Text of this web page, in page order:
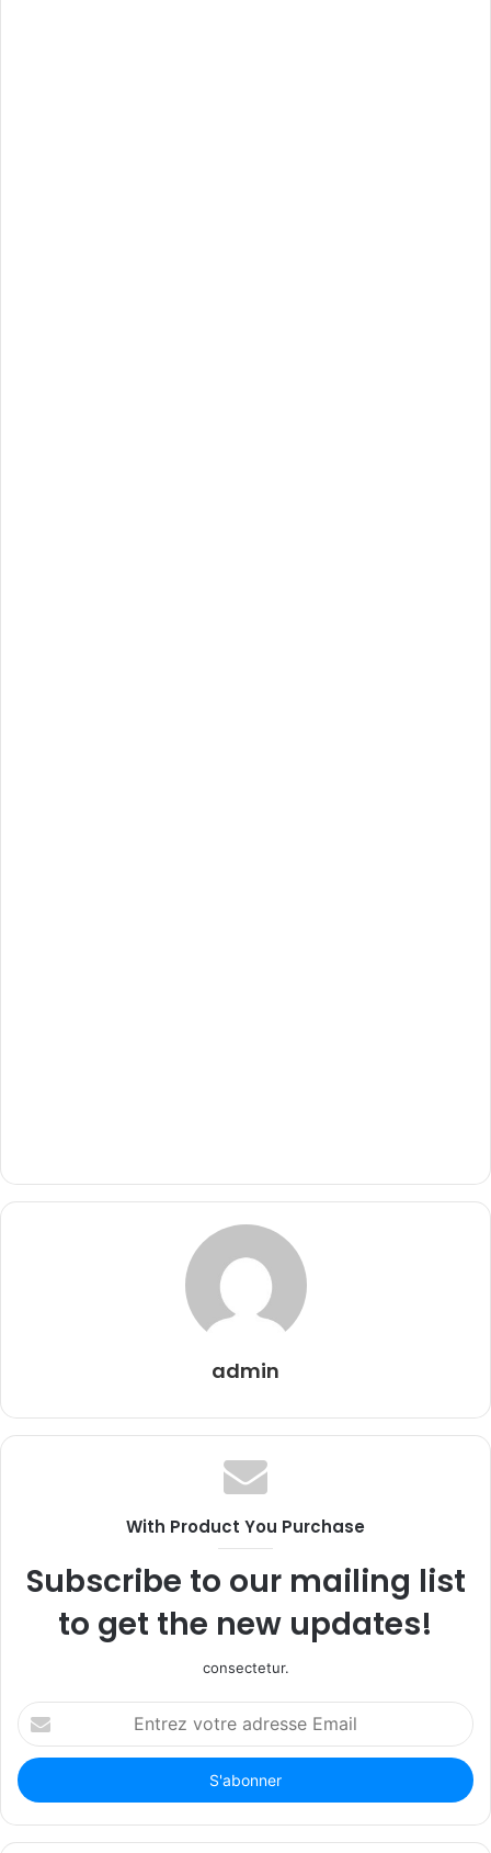
admin
With Product You Purchase
Subscribe to our mailing list
to get the new updates!
consectetur.
Entrez
votre
adresse
Email